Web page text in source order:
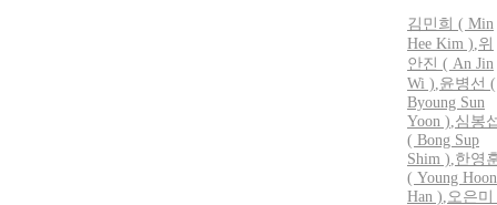
김민희 ( Min
Hee Kim ),위
안진 ( An Jin
Wi ),윤병선 (
Byoung Sun
Yoon ),심봉
( Bong Sup
Shim ),한영
( Young Hoon
Han ),오은미